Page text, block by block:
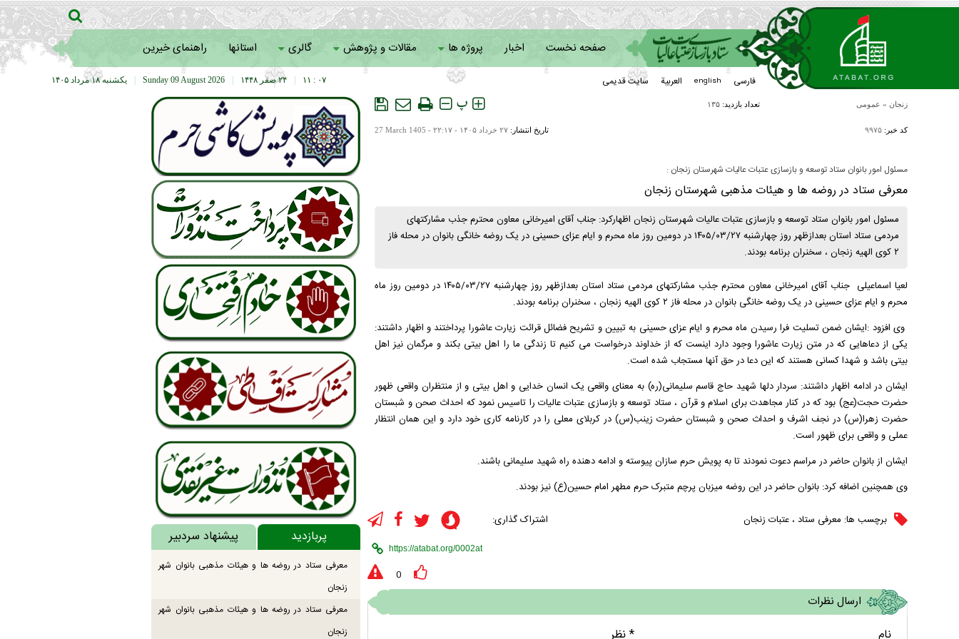
صفحه نخست اخبار پروژه ها مقالات و پژوهش گالری استانها راهنمای خیرین
سامانه خادمان فارسی english العربیة سایت قدیمی يکشنبه ۱۸ مرداد ۱۴۰۵ Sunday 09 August 2026 ۲۴ صفر ۱۴۴۸ ۰۷ : ۱۱
زنجان » عمومی تعداد بازدید:۱۳۵ پ
کد خبر: ۹۹۷۵ تاریخ انتشار: ۲۷ خرداد ۱۴۰۵ - ۲۲:۱۷ - 27 March 1405
مسئول امور بانوان ستاد توسعه و بازسازی عتبات عالیات شهرستان زنجان :
معرفی ستاد در روضه ها و هیئات مذهبی شهرستان زنجان
مسئول امور بانوان ستاد توسعه و بازسازی عتبات عالیات شهرستان زنجان اظهارکرد: جناب آقای امیرخانی معاون محترم جذب مشارکتهای
مردمی ستاد استان بعدازظهر روز چهارشنبه ۱۴۰۵/۰۳/۲۷ در دومین روز ماه محرم و ایام عزای حسینی در یک روضه خانگی بانوان در محله فاز
۲ کوی الهیه زنجان ، سخنران برنامه بودند.
لعیا اسماعیلی جناب آقای امیرخانی معاون محترم جذب مشارکتهای مردمی ستاد استان بعدازظهر روز چهارشنبه ۱۴۰۵/۰۳/۲۷ در دومین روز ماه
محرم و ایام عزای حسینی در یک روضه خانگی بانوان در محله فاز ۲ کوی الهیه زنجان ، سخنران برنامه بودند.
وی افزود :ایشان ضمن تسلیت فرا رسیدن ماه محرم و ایام عزای حسینی به تبیین و تشریح فضائل قرائت زیارت عاشورا پرداختند و اظهار داشتند:
یکی از دعاهایی که در متن زیارت عاشورا وجود دارد اینست که از خداوند درخواست می کنیم تا زندگی ما را اهل بیتی بکند و مرگمان نیز اهل
بیتی باشد و شهدا کسانی هستند که این دعا در حق آنها مستجاب شده است.
ایشان در ادامه اظهار داشتند: سردار دلها شهید حاج قاسم سلیمانی(ره) به معنای واقعی یک انسان خدایی و اهل بیتی و از منتظران واقعی ظهور
حضرت حجت(عج) بود که در کنار مجاهدت برای اسلام و قرآن ، ستاد توسعه و بازسازی عتبات عالیات را تاسیس نمود که احداث صحن و شبستان
حضرت زهرا(س) در نجف اشرف و احداث صحن و شبستان حضرت زینب(س) در کربلای معلی را در کارنامه کاری خود دارد و این همان انتظار
عملی و واقعی برای ظهور است.
ایشان از بانوان حاضر در مراسم دعوت نمودند تا به پویش حرم سازان پیوسته و ادامه دهنده راه شهید سلیمانی باشند.
وی همچنین اضافه کرد: بانوان حاضر در این روضه میزبان پرچم متبرک حرم مطهر امام حسین(ع) نیز بودند.
برچسب ها: معرفی ستاد ، عتبات زنجان اشتراک گذاری:
0
ارسال نظرات
نام * نظر
پربازدید پیشنهاد سردبیر
معرفی ستاد در روضه ها و هیئات مذهبی بانوان شهر
زنجان
معرفی ستاد در روضه ها و هیئات مذهبی بانوان شهر
زنجان